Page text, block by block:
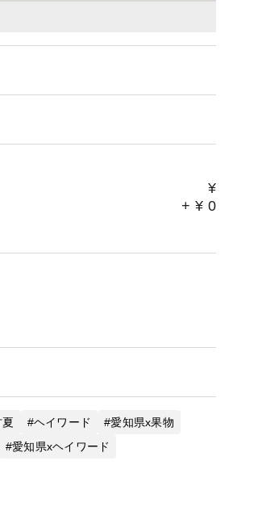
¥
+ ¥ 0
ヘイワード
愛知県x果物
愛知県xヘイワード